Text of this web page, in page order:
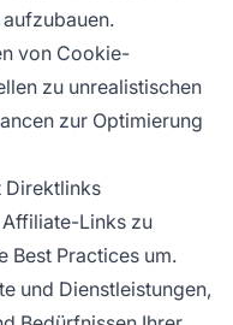
von Cookie-
zu unrealistischen
zur Optimierung
Direktlinks
Links zu
Best Practices um.
und Dienstleistungen,